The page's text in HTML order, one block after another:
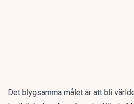
Det blygsamma målet är att bli